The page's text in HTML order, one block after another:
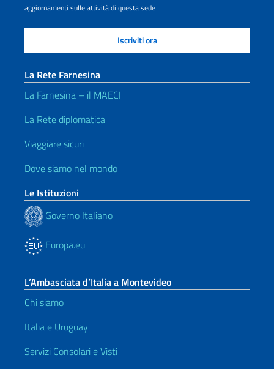
aggiornamenti sulle attività di questa sede
La Rete Farnesina
La Farnesina – il MAECI
La Rete diplomatica
Viaggiare sicuri
Dove siamo nel mondo
Le Istituzioni
Governo Italiano
Europa.eu
L’Ambasciata d’Italia a Montevideo
Chi siamo
Italia e Uruguay
Servizi Consolari e Visti